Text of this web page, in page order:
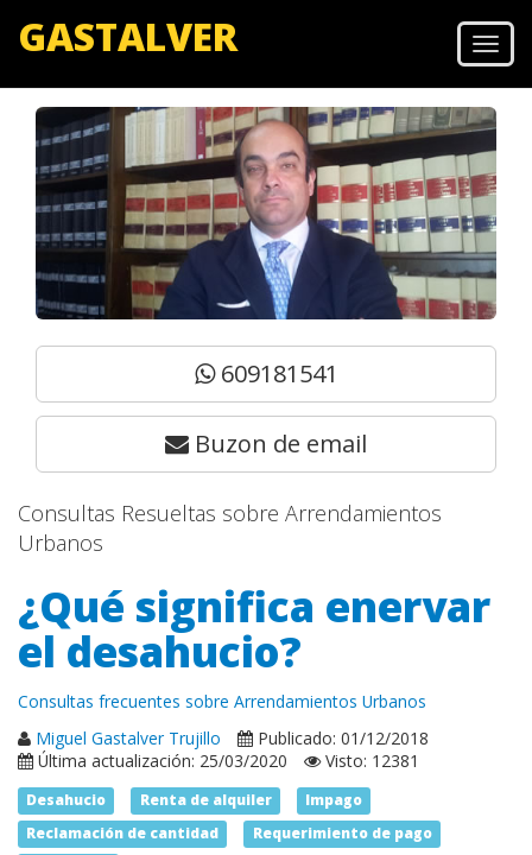
GASTALVER
609181541
Buzon de email
Consultas Resueltas sobre Arrendamientos
Urbanos
¿Qué significa enervar
el desahucio?
Consultas frecuentes sobre Arrendamientos Urbanos
Miguel Gastalver Trujillo
Publicado: 01/12/2018
Última actualización: 25/03/2020
Visto: 12381
Desahucio Renta de alquiler
Impago
Reclamación de cantidad
Requerimiento de pago